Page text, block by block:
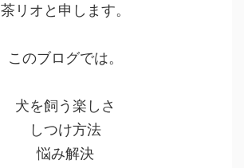
茶リオと申します。
このブログでは。
犬を飼う楽しさ
しつけ方法
悩み解決